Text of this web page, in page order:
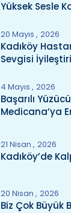
Yüksek Sesle
20 Mayıs 2026
Kadıköy
Sevgisi
4 Mayıs 2026
Başarılı
Medicana’ya
21 Nisan 2026
Kadıköy’de
20 Nisan 2026
Biz Çok Büyük